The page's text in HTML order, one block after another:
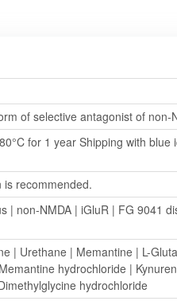
of selective antagonist of non-
for 1 year Shipping with blue
is recommended.
| non-NMDA | iGluR | FG 9041
| Urethane | Memantine | L-
Memantine hydrochloride |
hydrochloride